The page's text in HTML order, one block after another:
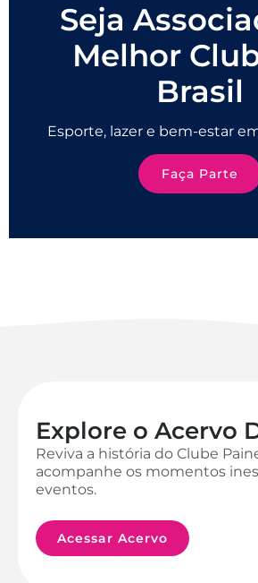
Seja
Melhor
Brasil
Esporte, lazer e bem-estar
Faça Parte
Explore o Acervo
Reviva a história do Clube
acompanhe os momentos
eventos.
Acessar Acervo